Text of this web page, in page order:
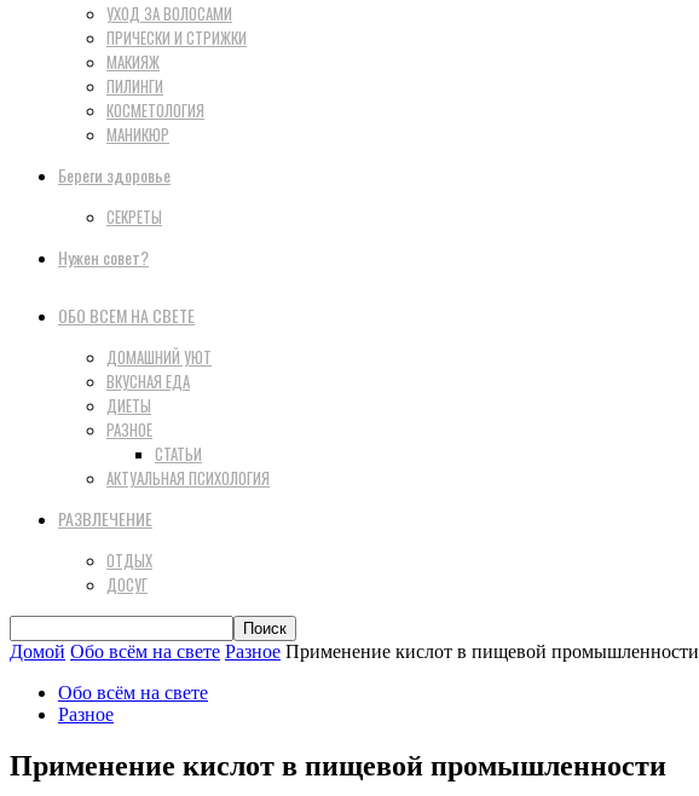
УХОД ЗА ВОЛОСАМИ
ПРИЧЕСКИ И СТРИЖКИ
МАКИЯЖ
ПИЛИНГИ
КОСМЕТОЛОГИЯ
МАНИКЮР
Береги здоровье
СЕКРЕТЫ
Нужен совет?
ОБО ВСЕМ НА СВЕТЕ
ДОМАШНИЙ УЮТ
ВКУСНАЯ ЕДА
ДИЕТЫ
РАЗНОЕ
СТАТЬИ
АКТУАЛЬНАЯ ПСИХОЛОГИЯ
РАЗВЛЕЧЕНИЕ
ОТДЫХ
ДОСУГ
Домой Обо всём на свете Разное Применение кислот в пищевой промышленности
Обо всём на свете
Разное
Применение кислот в пищевой промышленности